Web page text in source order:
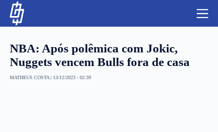
NBA: Após polêmica com Jokic,
Nuggets vencem Bulls fora de casa
MATHEUS COSTA | 13/12/2023 - 02:39